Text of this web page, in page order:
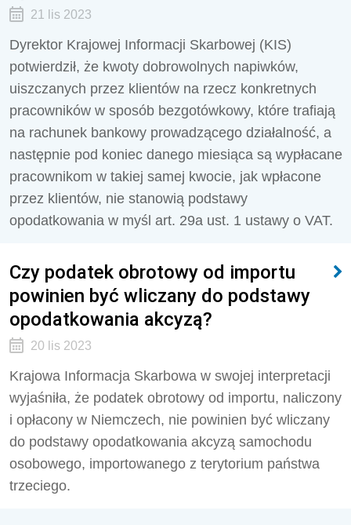
21 lis 2023
Dyrektor Krajowej Informacji Skarbowej (KIS)
potwierdził, że kwoty dobrowolnych napiwków,
uiszczanych przez klientów na rzecz konkretnych
pracowników w sposób bezgotówkowy, które trafiają
na rachunek bankowy prowadzącego działalność, a
następnie pod koniec danego miesiąca są wypłacane
pracownikom w takiej samej kwocie, jak wpłacone
przez klientów, nie stanowią podstawy
opodatkowania w myśl art. 29a ust. 1 ustawy o VAT.
Czy podatek obrotowy od importu
powinien być wliczany do podstawy
opodatkowania akcyzą?
20 lis 2023
Krajowa Informacja Skarbowa w swojej interpretacji
wyjaśniła, że podatek obrotowy od importu, naliczony
i opłacony w Niemczech, nie powinien być wliczany
do podstawy opodatkowania akcyzą samochodu
osobowego, importowanego z terytorium państwa
trzeciego.